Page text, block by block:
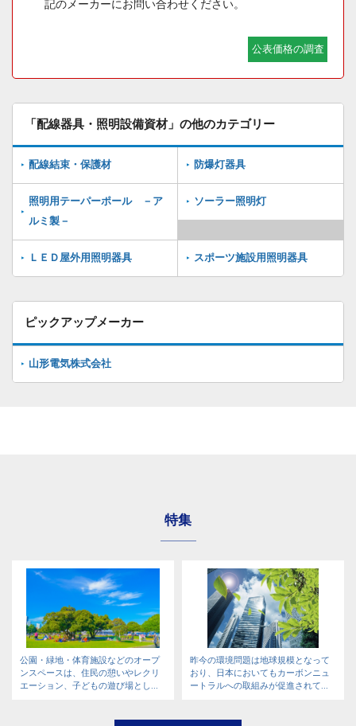
記のメーカーにお問い合わせください。
公表価格の調査
「配線器具・照明設備資材」の他のカテゴリー
配線結束・保護材 防爆灯器具
照明用テーパーポール －ア
ルミ製－
ソーラー照明灯
ＬＥＤ屋外用照明器具 スポーツ施設用照明器具
ピックアップメーカー
山形電気株式会社
特集
公園・緑地・体育施設などのオープ
ンスペースは、住民の憩いやレクリ
エーション、子どもの遊び場とし...
昨今の環境問題は地球規模となって
おり、日本においてもカーボンニュ
ートラルへの取組みが促進されて...